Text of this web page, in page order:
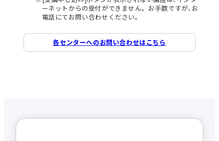
ーネットからの受付ができません。お手数ですが､お
電話にてお問い合わせください。
各センターへのお問い合わせはこちら